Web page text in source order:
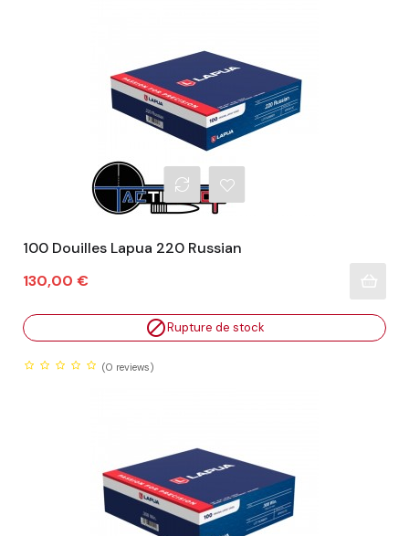
100 Douilles Lapua 220 Russian
Prix
130,00 €
Rupture de stock
(0 reviews)